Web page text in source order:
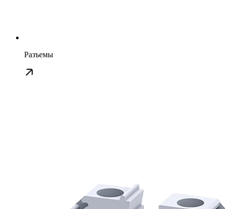
Разъемы